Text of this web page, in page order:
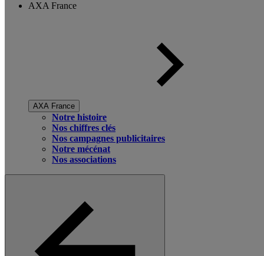
AXA France
AXA France
Notre histoire
Nos chiffres clés
Nos campagnes publicitaires
Notre mécénat
Nos associations